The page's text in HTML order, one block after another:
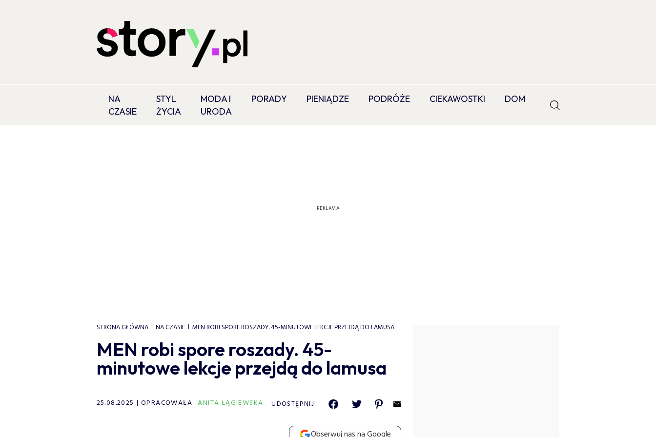
NA
CZASIE
STYL
ŻYCIA
MODA I
URODA
PORADY PIENIĄDZE PODRÓŻE CIEKAWOSTKI DOM
STRONA GŁÓWNA NA CZASIE MEN ROBI SPORE ROSZADY. 45-MINUTOWE LEKCJE PRZEJDĄ DO LAMUSA
MEN robi spore roszady. 45-
minutowe lekcje przejdą do lamusa
25.08.2025 OPRACOWAŁA: ANITA ŁĄGIEWSKA UDOSTĘPNIJ: